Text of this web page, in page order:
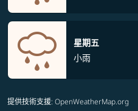
星期五
小雨
提供技術支援: OpenWeatherMap.org